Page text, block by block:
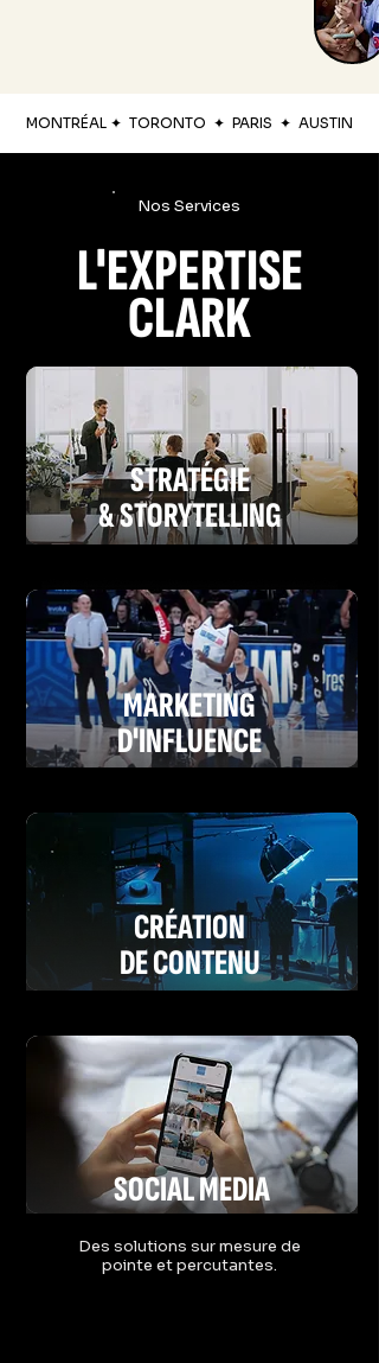
MONTRÉAL ✦ TORONTO ✦ PARIS ✦ AUSTIN
Nos Services
L'EXPERTISE
CLARK
STRATÉGIE
& STORYTELLING
MARKETING
D'INFLUENCE
CRÉATION
DE CONTENU
SOCIALMEDIA
Des solutions sur mesure de
pointe et percutantes.